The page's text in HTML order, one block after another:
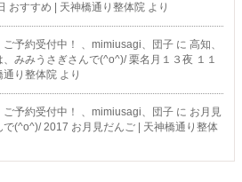
おすすめ | 天神橋通り整体院 より
予約受付中！ 、mimiusagi、団子 に 高知、
みみうさぎさんで(^o^)/ 栗名月１３夜 １１
通り整体院 より
予約受付中！ 、mimiusagi、団子 に お月見
で(^o^)/ 2017 お月見だんご | 天神橋通り整体